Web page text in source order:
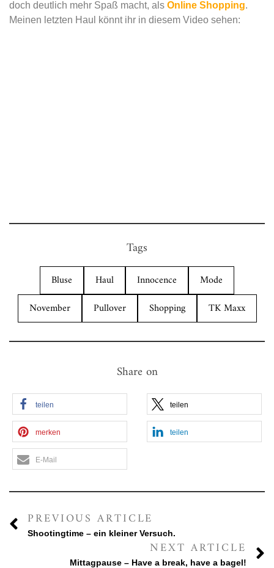
doch deutlich mehr Spaß macht, als Online Shopping.
Meinen letzten Haul könnt ihr in diesem Video sehen:
Tags
Bluse Haul Innocence
Mode
November
Pullover Shopping TK Maxx
Share on
teilen teilen
merken teilen
E-Mail
PREVIOUS ARTICLE
Shootingtime – ein kleiner Versuch.
NEXT ARTICLE
Mittagpause – Have a break, have a bagel!